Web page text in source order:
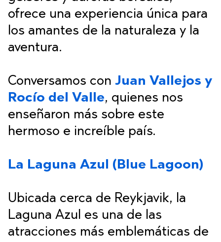
ofrece una experiencia única para
los amantes de la naturaleza y la
aventura.
Conversamos con Juan Vallejos y
Rocío del Valle, quienes nos
enseñaron más sobre este
hermoso e increíble país.
La Laguna Azul (Blue Lagoon)
Ubicada cerca de Reykjavik, la
Laguna Azul es una de las
atracciones más emblemáticas de